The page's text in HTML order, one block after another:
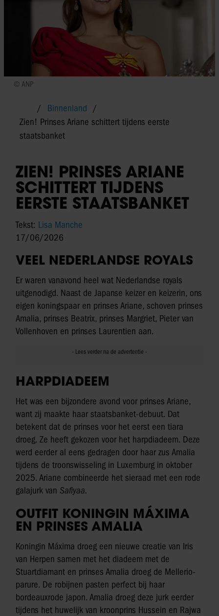
© ANP
Binnenland
Zien! Prinses Ariane schittert tijdens eerste
staatsbanket
ZIEN! PRINSES ARIANE
SCHITTERT TIJDENS
EERSTE STAATSBANKET
Tekst: Lisa Manche
17/06/2026
VEEL NEDERLANDSE ROYALS
Er waren vanavond heel wat Nederlandse royals
uitgenodigd. Naast de Japanse keizer en keizerin, ons
eigen koningspaar en prinses Ariane, schoven prinses
Amalia, prinses Beatrix, prinses Margriet, Pieter van
Vollenhoven en prinses Laurentien aan.
HARPDIADEEM
Het was een bijzondere avond voor prinses Ariane,
want zij maakte haar staatsbanket-debuut. Dat
betekent dat de prinses voor het eerst een tiara
droeg. Ze heeft gekozen voor het harpdiadeem. Deze
werd eerder al eens gedragen door haar zus Amalia
tijdens de troonswisseling in Luxemburg in oktober
2025. Ariane combineerde het sieraad met een rode
galajurk van Safiyaa.
OUTFIT KONINGIN MÁXIMA
EN PRINSES AMALIA
Koningin Máxima droeg een nieuwe creatie van Iris
van Herpen samen met het diadeem met de
Stuartdiamant en prinses Amalia droeg de Mellerio-
parure. De robijnen pasten perfect bij haar
bordeauxrode japon. Amalia droeg deze jurk eerder
tijdens het huwelijk van kroonprins Hussein en Rajwa